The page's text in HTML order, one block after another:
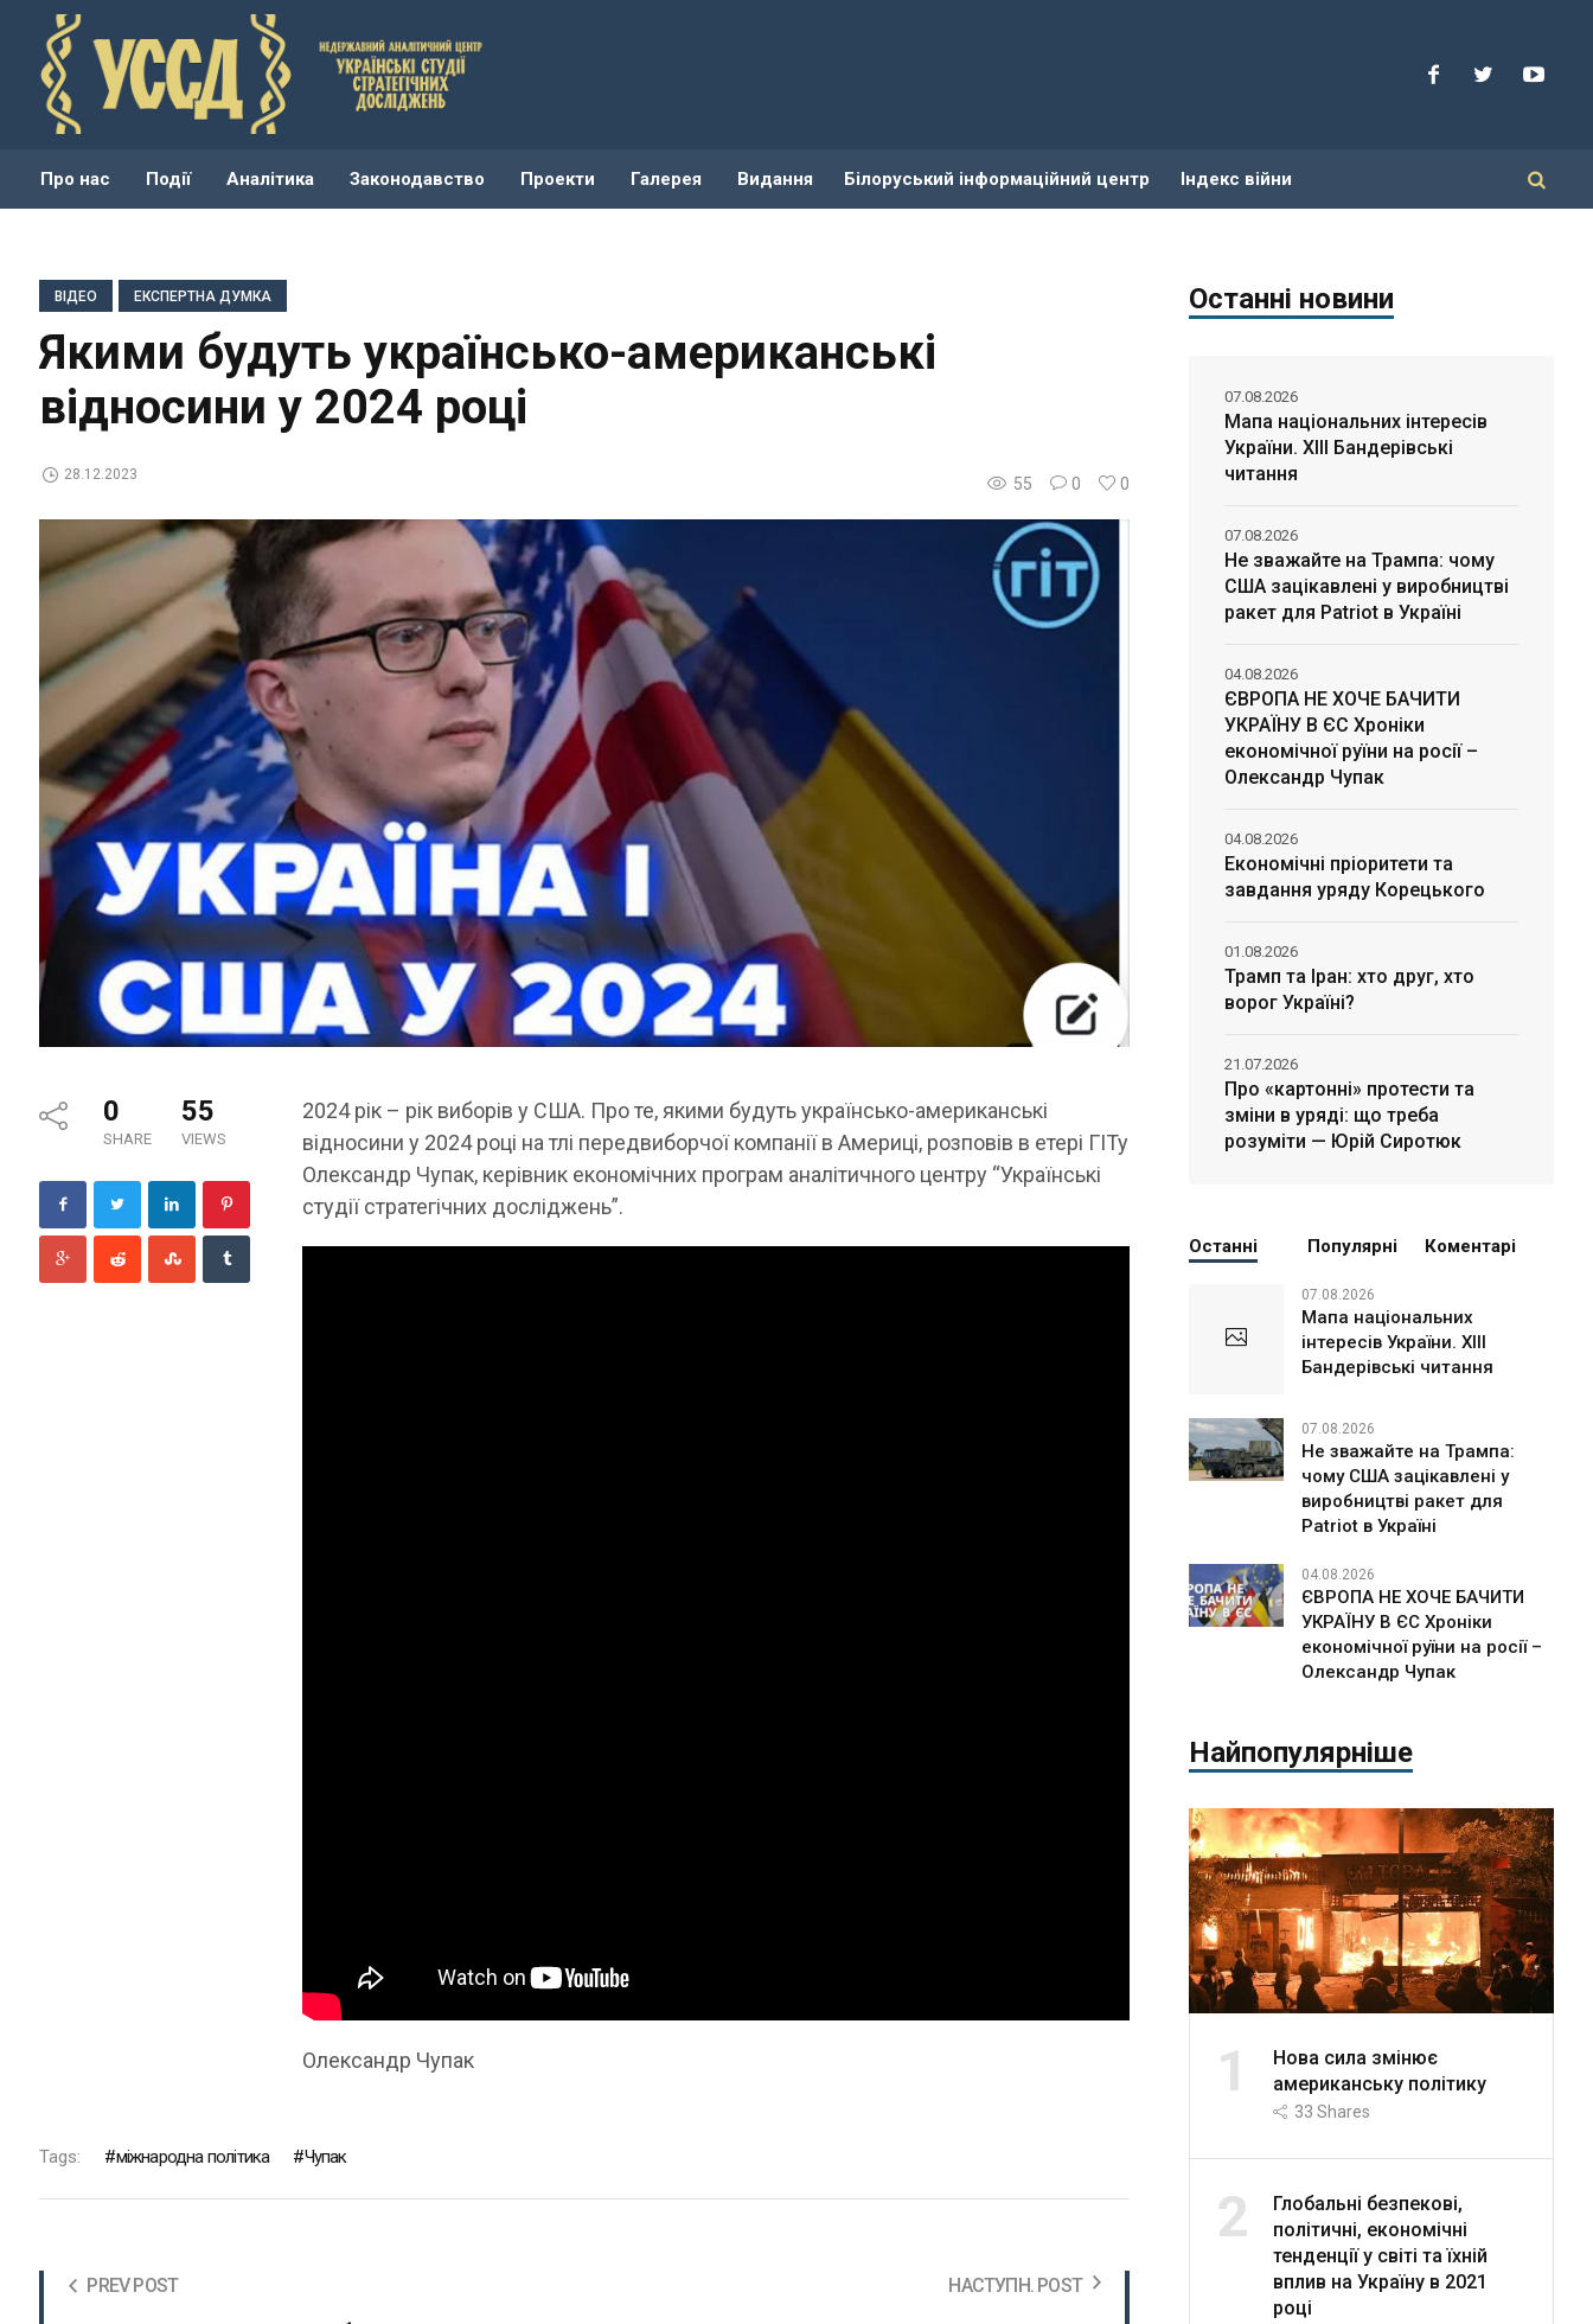
Про нас Події Аналітика Законодавство Проекти Галерея Видання Білоруський інформаційний центр Індекс війни
ВІДЕО ЕКСПЕРТНА ДУМКА
Якими будуть українсько-американські
відносини у 2024 році
55 0 0
28.12.2023
0
SHARE
55
VIEWS
2024 рік – рік виборів у США. Про те, якими будуть українсько-американські
відносини у 2024 році на тлі передвиборчої компанії в Америці, розповів в етері ГІТу
Олександр Чупак, керівник економічних програм аналітичного центру “Українські
студії стратегічних досліджень”.
Олександр Чупак
Tags: міжнародна політика Чупак
PREV POST НАСТУПН. POST
Останні новини
Мапа національних інтересів
України. ХІІІ Бандерівські
читання
07.08.2026
Не зважайте на Трампа: чому
США зацікавлені у виробництві
ракет для Patriot в Україні
07.08.2026
ЄВРОПА НЕ ХОЧЕ БАЧИТИ
УКРАЇНУ В ЄС Хроніки
економічної руїни на росії –
Олександр Чупак
04.08.2026
Економічні пріоритети та
завдання уряду Корецького
04.08.2026
Трамп та Іран: хто друг, хто
ворог Україні?
01.08.2026
Про «картонні» протести та
зміни в уряді: що треба
розуміти — Юрій Сиротюк
21.07.2026
Останні Популярні Коментарі
07.08.2026
Мапа національних
інтересів України. ХІІІ
Бандерівські читання
07.08.2026
Не зважайте на Трампа:
чому США зацікавлені у
виробництві ракет для
Patriot в Україні
04.08.2026
ЄВРОПА НЕ ХОЧЕ БАЧИТИ
УКРАЇНУ В ЄС Хроніки
економічної руїни на росії –
Олександр Чупак
Найпопулярніше
1
Нова сила змінює
американську політику
33 Shares
2
Глобальні безпекові,
політичні, економічні
тенденції у світі та їхній
вплив на Україну в 2021
році